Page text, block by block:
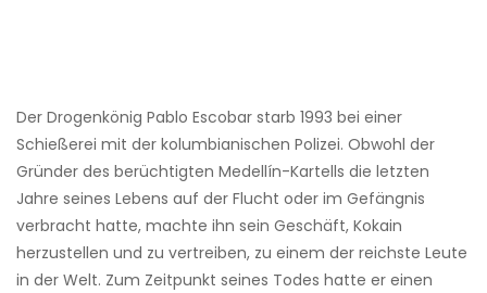
Der Drogenkönig Pablo Escobar starb 1993 bei einer
Schießerei mit der kolumbianischen Polizei. Obwohl der
Gründer des berüchtigten Medellín-Kartells die letzten
Jahre seines Lebens auf der Flucht oder im Gefängnis
verbracht hatte, machte ihn sein Geschäft, Kokain
herzustellen und zu vertreiben, zu einem der reichste Leute
in der Welt. Zum Zeitpunkt seines Todes hatte er einen